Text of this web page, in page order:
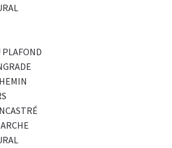
PLAFOND